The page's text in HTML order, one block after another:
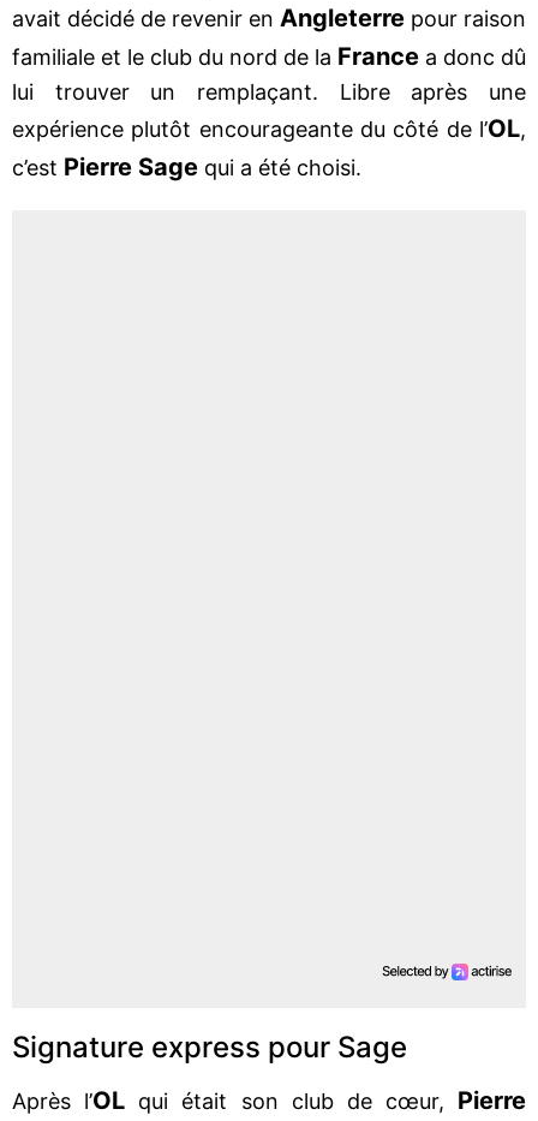
avait décidé de revenir en Angleterre pour raison
familiale et le club du nord de la France a donc dû
lui trouver un remplaçant. Libre après une
expérience plutôt encourageante du côté de l’OL,
c’est Pierre Sage qui a été choisi.
Signature express pour Sage
Après l’OL qui était son club de cœur, Pierre